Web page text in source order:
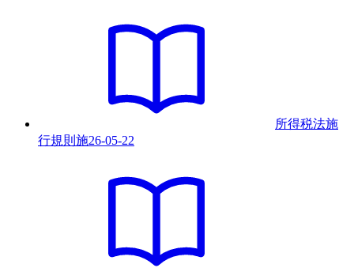
所得税法施
行規則 施26-05-22